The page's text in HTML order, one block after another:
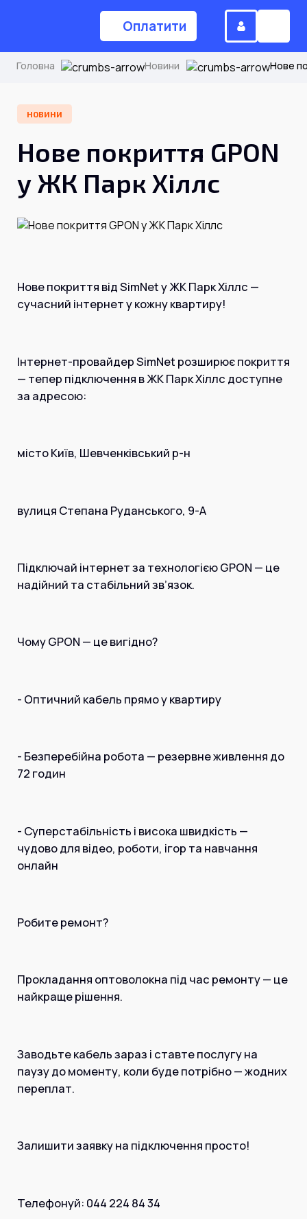
Оплатити
Акції
Інтернет
Інтернет+ТБ
Про нас
Допомога
Контакти
Інше
Для дому
Замовити дзвінок
support@simnet.kiev.ua
Головна Новини Нове
НОВИНИ
Нове покриття GPON
у ЖК Парк Хіллс
Нове покриття від SimNet у ЖК Парк Хіллс —
сучасний інтернет у кожну квартиру!
Інтернет-провайдер SimNet розширює покриття
— тепер підключення в ЖК Парк Хіллс доступне
за адресою:
місто Київ, Шевченківський р-н
вулиця Степана Руданського, 9-А
Підключай інтернет за технологією GPON — це
надійний та стабільний зв’язок.
Чому GPON — це вигідно?
- Оптичний кабель прямо у квартиру
- Безперебійна робота — резервне живлення до
72 годин
- Суперстабільність і висока швидкість —
чудово для відео, роботи, ігор та навчання
онлайн
Робите ремонт?
Прокладання оптоволокна під час ремонту — це
найкраще рішення.
Заводьте кабель зараз і ставте послугу на
паузу до моменту, коли буде потрібно — жодних
переплат.
Залишити заявку на підключення просто!
Телефонуй: 044 224 84 34